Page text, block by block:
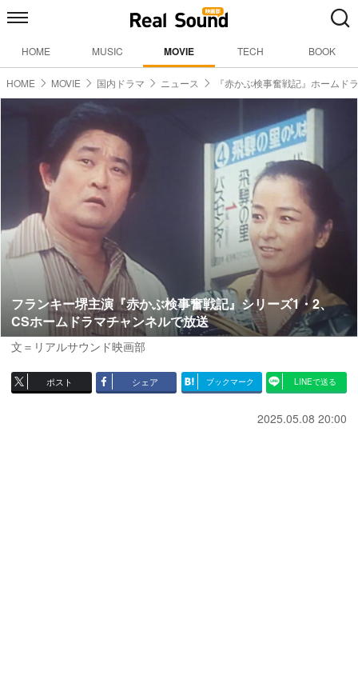
HOME MUSIC MOVIE TECH BOOK
HOME MOVIE 国内ドラマ ニュース 『赤かぶ検事奮戦記』ホームド
フランキー堺主演『赤かぶ検事奮戦記』シリーズ1・2、
CSホームドラマチャンネルで放送
文＝リアルサウンド映画部
ポスト シェア ブックマーク LINEで送る
2025.05.08 20:00